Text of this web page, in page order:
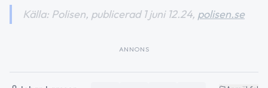
Källa: Polisen, publicerad 1 juni 12.24, polisen.se
ANNONS